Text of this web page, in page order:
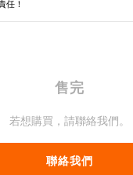
任！
售完
若想購買，請聯絡我們。
聯絡我們